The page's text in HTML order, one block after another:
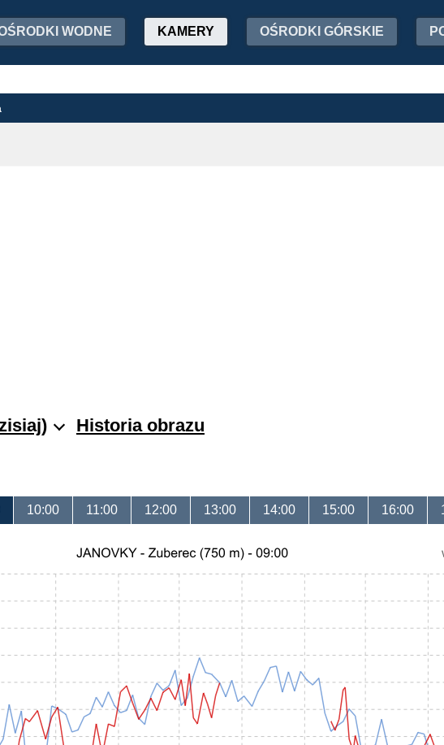
WODNE KAMERY OŚRODKI GÓRSKIE
Historia obrazu
10:00 11:00 12:00 13:00 14:00 15:00 16:00